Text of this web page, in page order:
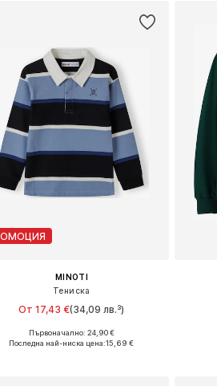
MINOTI
Тениска
От 17,43 €(34,09 лв.³)
Предлага се в много размери
Първоначално: 24,90 €
Последна най-ниска цена:15,69 €